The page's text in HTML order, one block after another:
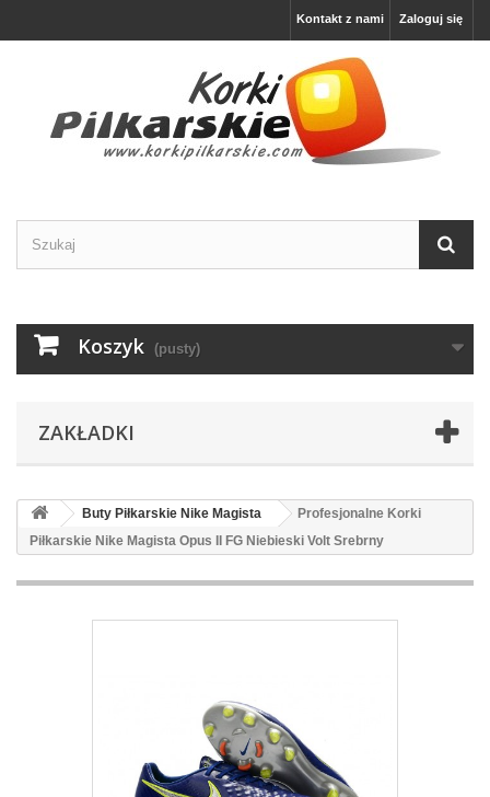
Zaloguj się
Kontakt z nami
Koszyk (pusty)
ZAKŁADKI
Buty Piłkarskie Nike Magista
Profesjonalne Korki
Piłkarskie Nike Magista Opus II FG Niebieski Volt Srebrny